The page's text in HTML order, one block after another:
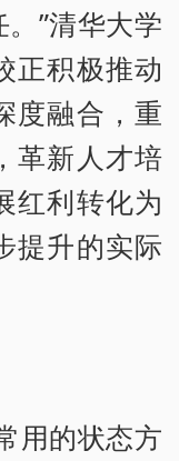
”清华大学
正积极推动
度融合，重
革新人才培
红利转化为
提升的实际
的状态方